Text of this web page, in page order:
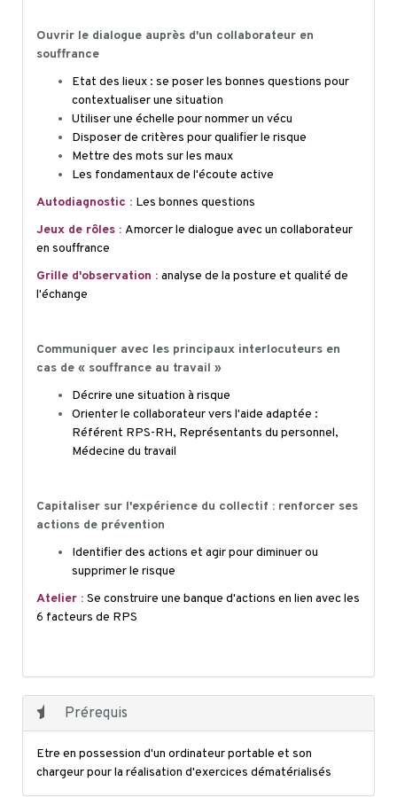
Ouvrir le dialogue auprès d'un collaborateur en
souffrance
Etat des lieux : se poser les bonnes questions pour
contextualiser une situation
Utiliser une échelle pour nommer un vécu
Disposer de critères pour qualifier le risque
Mettre des mots sur les maux
Les fondamentaux de l'écoute active
Autodiagnostic : Les bonnes questions
Jeux de rôles : Amorcer le dialogue avec un collaborateur
en souffrance
Grille d'observation : analyse de la posture et qualité de
l'échange
Communiquer avec les principaux interlocuteurs en
cas de « souffrance au travail »
Décrire une situation à risque
Orienter le collaborateur vers l'aide adaptée :
Référent RPS-RH, Représentants du personnel,
Médecine du travail
Capitaliser sur l'expérience du collectif : renforcer ses
actions de prévention
Identifier des actions et agir pour diminuer ou
supprimer le risque
Atelier : Se construire une banque d'actions en lien avec les
6 facteurs de RPS
Prérequis
Etre en possession d'un ordinateur portable et son
chargeur pour la réalisation d'exercices dématérialisés